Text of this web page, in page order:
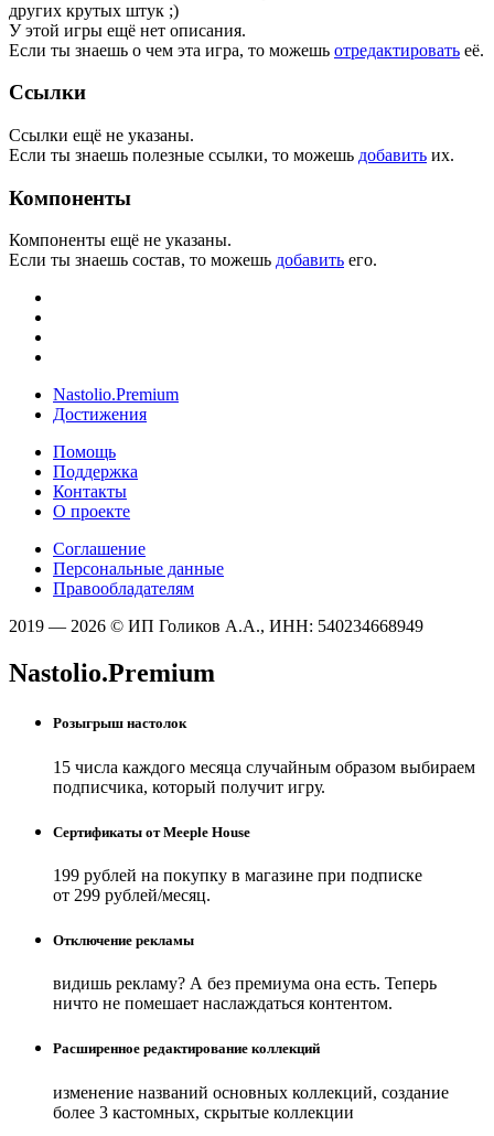
других крутых штук ;)
У этой игры ещё нет описания.
Если ты знаешь о чем эта игра, то можешь отредактировать её.
Ссылки
Ссылки ещё не указаны.
Если ты знаешь полезные ссылки, то можешь добавить их.
Компоненты
Компоненты ещё не указаны.
Если ты знаешь состав, то можешь добавить его.
Nastolio.Premium
Достижения
Помощь
Поддержка
Контакты
О проекте
Соглашение
Персональные данные
Правообладателям
2019 — 2026 © ИП Голиков А.А., ИНН: 540234668949
Nastolio.Premium
Розыгрыш настолок
15 числа каждого месяца случайным образом выбираем
подписчика, который получит игру.
Сертификаты от Meeple House
199 рублей на покупку в магазине при подписке
от 299 рублей/месяц.
Отключение рекламы
видишь рекламу? А без премиума она есть. Теперь
ничто не помешает наслаждаться контентом.
Расширенное редактирование коллекций
изменение названий основных коллекций, создание
более 3 кастомных, скрытые коллекции